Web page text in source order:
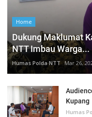
Home
Dukung Maklumat
NTT Imbau Warga...
Humas Polda NTT Mar 26,
Kupang
Humas